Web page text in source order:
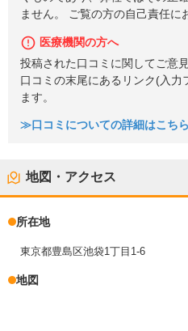
ません。 ご覧の方の自己責任に
医療機関の方へ
投稿された口コミに関してご意
口コミの末尾にあるリンク(入力
ます。
≫口コミについての詳細はこちら
地図・アクセス
所在地
東京都豊島区池袋1丁目1-6
地図